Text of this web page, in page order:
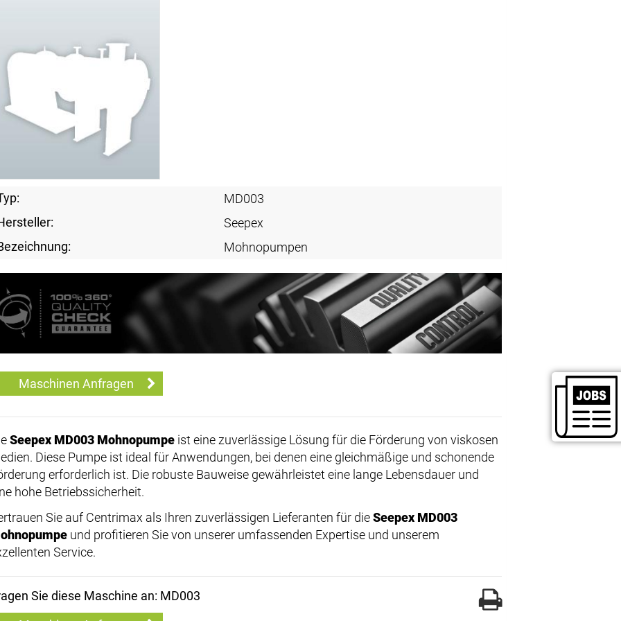
MD003
Seepex
Mohnopumpen
Maschinen Anfragen
Seepex MD003 Mohnopumpe ist eine zuverlässige Lösung für die Förderung von viskosen
Diese Pumpe ist ideal für Anwendungen, bei denen eine gleichmäßige und schonende
erforderlich ist. Die robuste Bauweise gewährleistet eine lange Lebensdauer und
hohe Betriebssicherheit.
Sie auf Centrimax als Ihren zuverlässigen Lieferanten für dieSeepex MD003
und profitieren Sie von unserer umfassenden Expertise und unserem
Service.
Sie diese Maschine an: MD003